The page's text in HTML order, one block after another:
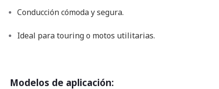
Conducción cómoda y segura.
Ideal para touring o motos utilitarias.
Modelos de aplicación: